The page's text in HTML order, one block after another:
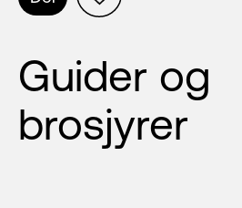
Guider og
brosjyrer